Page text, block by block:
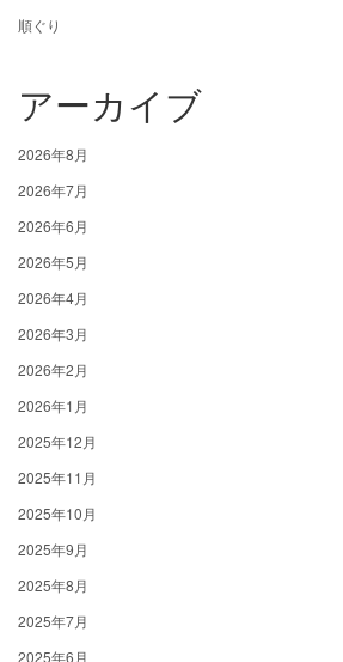
順ぐり
アーカイブ
2026年8月
2026年7月
2026年6月
2026年5月
2026年4月
2026年3月
2026年2月
2026年1月
2025年12月
2025年11月
2025年10月
2025年9月
2025年8月
2025年7月
2025年6月